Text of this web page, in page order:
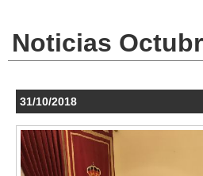
Noticias
31/10/2018